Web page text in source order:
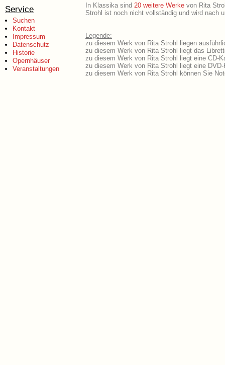
Service
Suchen
Kontakt
Impressum
Datenschutz
Historie
Opernhäuser
Veranstaltungen
In Klassika sind 20 weitere Werke von Rita
Strohl ist noch nicht vollständig und wird nach
Legende:
zu diesem Werk von Rita Strohl liegen
zu diesem Werk von Rita Strohl liegt das
zu diesem Werk von Rita Strohl liegt eine CD-
zu diesem Werk von Rita Strohl liegt eine
zu diesem Werk von Rita Strohl können Sie